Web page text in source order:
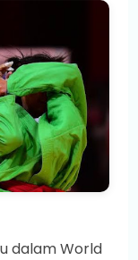
dalam World